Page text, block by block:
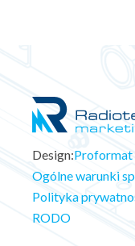
Design:Proformat
Ogólne warunki
Polityka
RODO